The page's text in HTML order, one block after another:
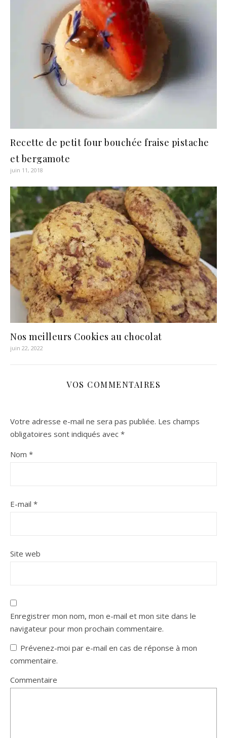
Recette de petit four bouchée fraise pistache
et bergamote
juin 11, 2018
Nos meilleurs Cookies au chocolat
juin 22, 2022
VOS COMMENTAIRES
Votre adresse e-mail ne sera pas publiée. Les champs
obligatoires sont indiqués avec *
Nom *
E-mail *
Site web
Enregistrer mon nom, mon e-mail et mon site dans le
navigateur pour mon prochain commentaire.
Prévenez-moi par e-mail en cas de réponse à mon
commentaire.
Commentaire